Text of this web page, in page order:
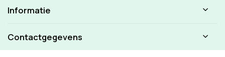
Informatie
Contactgegevens